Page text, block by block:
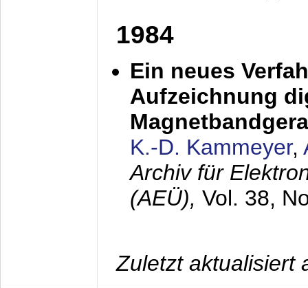
1984
Ein neues
Aufzeichnung
K.-D. Kammeyer,
Archiv für
(AEÜ), Vol. 38,
Zuletzt aktualisiert